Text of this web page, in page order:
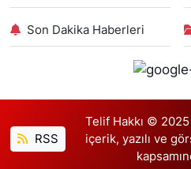
Son Dakika Haberleri
RSS
Telif Hakkı ©
içerik, yazılı ve